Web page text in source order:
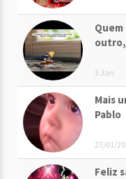
outro,
3 Jan
Mais
Pablo
23/01/
Feliz